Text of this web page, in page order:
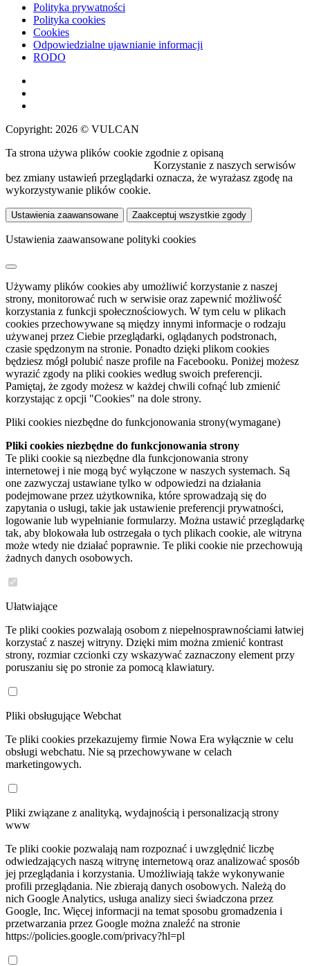
Polityka prywatności
Polityka cookies
Cookies
Odpowiedzialne ujawnianie informacji
RODO
Copyright: 2026 © VULCAN
Ta strona używa plików cookie zgodnie z opisaną
Korzystanie z naszych serwisów
bez zmiany ustawień przeglądarki oznacza, że wyrażasz zgodę na
wykorzystywanie plików cookie.
Ustawienia zaawansowane Zaakceptuj wszystkie zgody
Ustawienia zaawansowane polityki cookies
Używamy plików cookies aby umożliwić korzystanie z naszej
strony, monitorować ruch w serwisie oraz zapewnić możliwość
korzystania z funkcji społecznościowych. W tym celu w plikach
cookies przechowywane są między innymi informacje o rodzaju
używanej przez Ciebie przeglądarki, oglądanych podstronach,
czasie spędzonym na stronie. Ponadto dzięki plikom cookies
będziesz mógł polubić nasze profile na Facebooku. Poniżej możesz
wyrazić zgody na pliki cookies według swoich preferencji.
Pamiętaj, że zgody możesz w każdej chwili cofnąć lub zmienić
korzystając z opcji "Cookies" na dole strony.
Pliki cookies niezbędne do funkcjonowania strony(wymagane)
Pliki cookies niezbędne do funkcjonowania strony
Te pliki cookie są niezbędne dla funkcjonowania strony
internetowej i nie mogą być wyłączone w naszych systemach. Są
one zazwyczaj ustawiane tylko w odpowiedzi na działania
podejmowane przez użytkownika, które sprowadzają się do
zapytania o usługi, takie jak ustawienie preferencji prywatności,
logowanie lub wypełnianie formularzy. Można ustawić przeglądarkę
tak, aby blokowała lub ostrzegała o tych plikach cookie, ale witryna
może wtedy nie działać poprawnie. Te pliki cookie nie przechowują
żadnych danych osobowych.
Ułatwiające
Te pliki cookies pozwalają osobom z niepełnosprawnościami łatwiej
korzystać z naszej witryny. Dzięki mim można zmienić kontrast
strony, rozmiar czcionki czy wskazywać zaznaczony element przy
poruszaniu się po stronie za pomocą klawiatury.
Pliki obsługujące Webchat
Te pliki cookies przekazujemy firmie Nowa Era wyłącznie w celu
obsługi webchatu. Nie są przechowywane w celach
marketingowych.
Pliki związane z analityką, wydajnością i personalizacją strony
www
Te pliki cookie pozwalają nam rozpoznać i uwzględnić liczbę
odwiedzających naszą witrynę internetową oraz analizować sposób
jej przeglądania i korzystania. Umożliwiają także wykonywanie
profili przeglądania. Nie zbierają danych osobowych. Należą do
nich Google Analytics, usługa analizy sieci świadczona przez
Google, Inc. Więcej informacji na temat sposobu gromadzenia i
przetwarzania przez Google można znaleźć na stronie
https://policies.google.com/privacy?hl=pl